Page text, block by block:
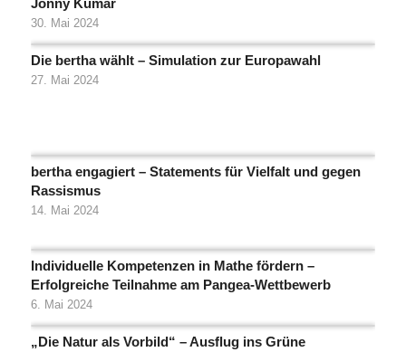
Jonny Kumar
30. Mai 2024
Die bertha wählt – Simulation zur Europawahl
27. Mai 2024
bertha engagiert – Statements für Vielfalt und gegen
Rassismus
14. Mai 2024
Individuelle Kompetenzen in Mathe fördern –
Erfolgreiche Teilnahme am Pangea-Wettbewerb
6. Mai 2024
„Die Natur als Vorbild“ – Ausflug ins Grüne